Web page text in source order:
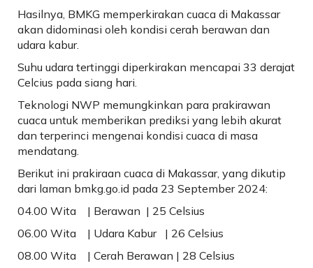
Hasilnya, BMKG memperkirakan cuaca di Makassar
akan didominasi oleh kondisi cerah berawan dan
udara kabur.
Suhu udara tertinggi diperkirakan mencapai 33 derajat
Celcius pada siang hari.
Teknologi NWP memungkinkan para prakirawan
cuaca untuk memberikan prediksi yang lebih akurat
dan terperinci mengenai kondisi cuaca di masa
mendatang.
Berikut ini prakiraan cuaca di Makassar, yang dikutip
dari laman bmkg.go.id pada 23 September 2024:
04.00 Wita | Berawan | 25 Celsius
06.00 Wita | Udara Kabur | 26 Celsius
08.00 Wita | Cerah Berawan | 28 Celsius